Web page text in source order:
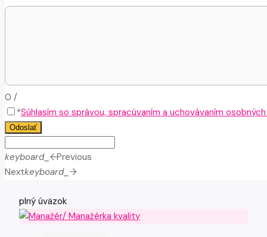
0 /
*Súhlasím so správou, spracúvaním a uchovávaním
Odoslať
keyboard_arrow_leftPrevious
Nextkeyboard_arrow_right
plný úväzok